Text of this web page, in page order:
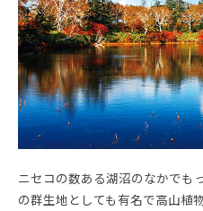
ニセコの数ある湖沼のなかでも
の群生地としても有名で高山植